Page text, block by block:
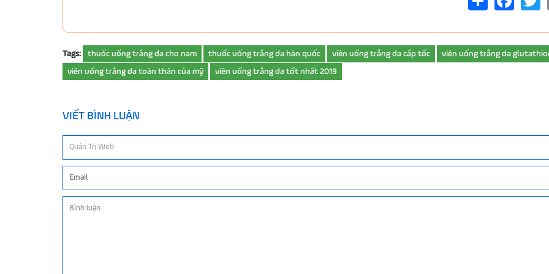
Tags: thuốc uống trắng da cho nam thuốc uống trắng da hàn quốc viên uống trắng da cấp tốc viên uống trắng da
viên uống trắng da toàn thân của mỹ viên uống trắng da tốt nhất 2019
VIẾT BÌNH LUẬN